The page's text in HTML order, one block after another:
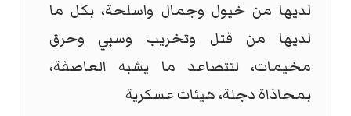
لديها من خيول وجمال واسلحة، بكل ما
لديها من قتل وتخريب وسبي وحرق
مخيمات، لتتصاعد ما يشبه العاصفة،
بمحاذاة دجلة، هيئات عسكرية